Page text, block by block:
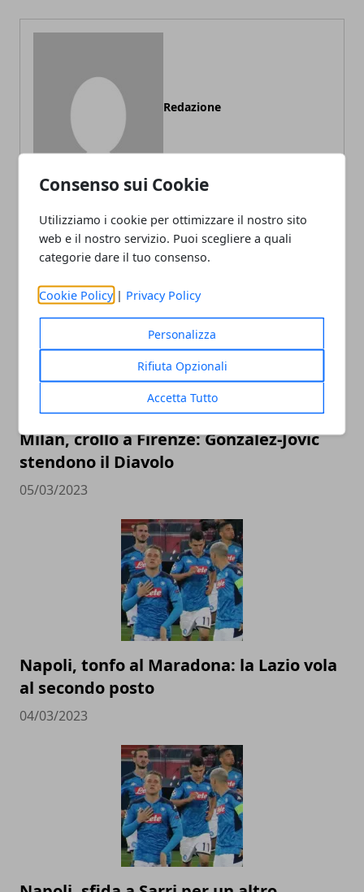
Consenso sui Cookie
Utilizziamo i cookie per ottimizzare il nostro sito
web e il nostro servizio. Puoi scegliere a quali
categorie dare il tuo consenso.
Cookie Policy | Privacy Policy
Personalizza
Rifiuta Opzionali
Accetta Tutto
Redazione
ARTICOLI CORRELATI
Milan, crollo a Firenze: Gonzalez-Jovic
stendono il Diavolo
05/03/2023
Napoli, tonfo al Maradona: la Lazio vola
al secondo posto
04/03/2023